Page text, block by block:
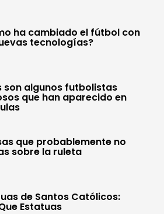
ha cambiado el fútbol con
tecnologías?
son algunos futbolistas
que han aparecido en
que probablemente no
sobre la ruleta
de Santos Católicos:
Estatuas